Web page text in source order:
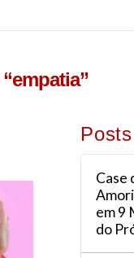
“empatia”
Case
em 9
do